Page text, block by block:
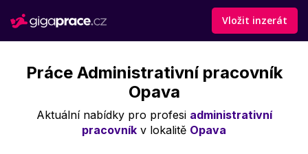
Vložit inzerát
Práce Administrativní pracovník
Opava
Aktuální nabídky pro profesi administrativní
pracovník v lokalitě Opava